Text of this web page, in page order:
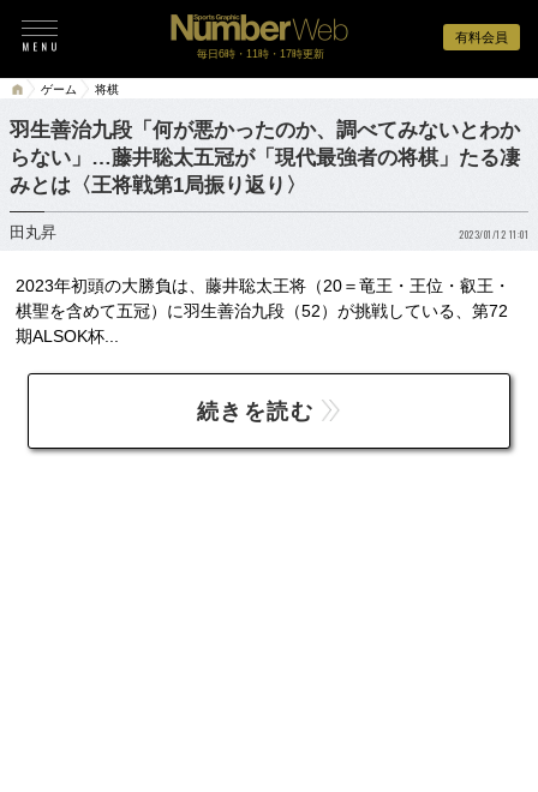
有料会員
毎日6時・11時・17時更新
ゲーム 将棋
羽生善治九段「何が悪かったのか、調べてみないとわか
らない」…藤井聡太五冠が「現代最強者の将棋」たる凄
みとは〈王将戦第1局振り返り〉
田丸昇 2023/01/12 11:01
2023年初頭の大勝負は、藤井聡太王将（20＝竜王・王位・叡王・
棋聖を含めて五冠）に羽生善治九段（52）が挑戦している、第72
期ALSOK杯...
続きを読む